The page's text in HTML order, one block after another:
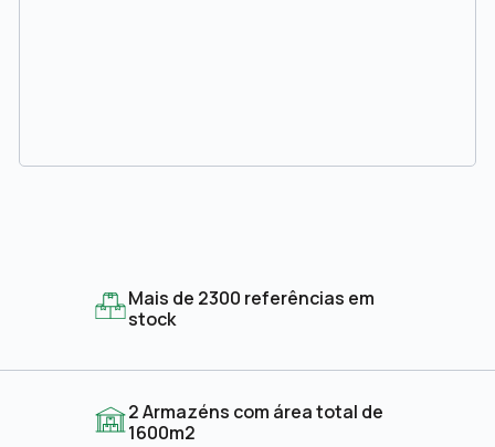
Mais de 2300 referências em
stock
2 Armazéns com área total de
1600m2